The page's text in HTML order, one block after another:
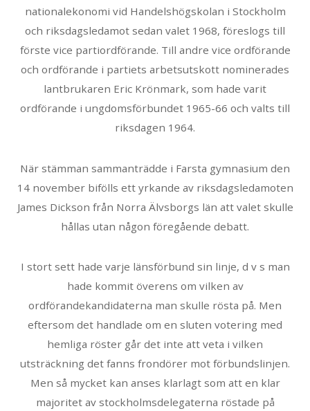
nationalekonomi vid Handelshögskolan i Stockholm
och riksdagsledamot sedan valet 1968, föreslogs till
förste vice partiordförande. Till andre vice ordförande
och ordförande i partiets arbetsutskott nominerades
lantbrukaren Eric Krönmark, som hade varit
ordförande i ungdomsförbundet 1965-66 och valts till
riksdagen 1964.
När stämman sammanträdde i Farsta gymnasium den
14 november bifölls ett yrkande av riksdagsledamoten
James Dickson från Norra Älvsborgs län att valet skulle
hållas utan någon föregående debatt.
I stort sett hade varje länsförbund sin linje, d v s man
hade kommit överens om vilken av
ordförandekandidaterna man skulle rösta på. Men
eftersom det handlade om en sluten votering med
hemliga röster går det inte att veta i vilken
utsträckning det fanns frondörer mot förbundslinjen.
Men så mycket kan anses klarlagt som att en klar
majoritet av stockholmsdelegaterna röstade på